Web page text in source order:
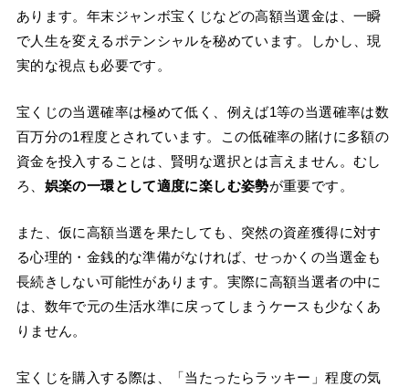
あります。年末ジャンボ宝くじなどの高額当選金は、一瞬
で人生を変えるポテンシャルを秘めています。しかし、現
実的な視点も必要です。
宝くじの当選確率は極めて低く、例えば1等の当選確率は数
百万分の1程度とされています。この低確率の賭けに多額の
資金を投入することは、賢明な選択とは言えません。むし
ろ、 娯楽の一環として適度に楽しむ姿勢が重要です。
また、仮に高額当選を果たしても、突然の資産獲得に対す
る心理的・金銭的な準備がなければ、せっかくの当選金も
長続きしない可能性があります。実際に高額当選者の中に
は、数年で元の生活水準に戻ってしまうケースも少なくあ
りません。
宝くじを購入する際は、「当たったらラッキー」程度の気